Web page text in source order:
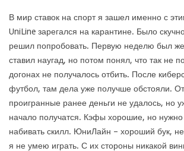
В мир ставок на спорт я зашел именно с
UniLine зарегался на карантине. Было
решил попробовать. Первую неделю был
ставил наугад, но потом понял, что так не
догонах не получалось отбить. После
футбол, там дела уже получше обстояли.
проигранные ранее деньги не удалось, но
начало получатся. Кэфы хорошие, но
набивать скилл. ЮниЛайн – хороший бук,
я не умею играть. С их стороны никакой